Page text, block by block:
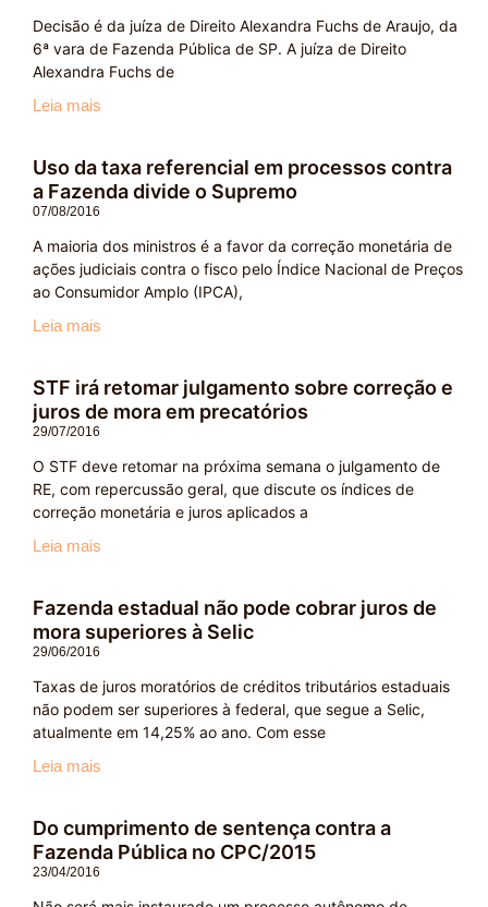
Decisão é da juíza de Direito Alexandra Fuchs de Araujo, da
6ª vara de Fazenda Pública de SP. A juíza de Direito
Alexandra Fuchs de
Leia mais
Uso da taxa referencial em processos contra
a Fazenda divide o Supremo
07/08/2016
A maioria dos ministros é a favor da correção monetária de
ações judiciais contra o fisco pelo Índice Nacional de Preços
ao Consumidor Amplo (IPCA),
Leia mais
STF irá retomar julgamento sobre correção e
juros de mora em precatórios
29/07/2016
O STF deve retomar na próxima semana o julgamento de
RE, com repercussão geral, que discute os índices de
correção monetária e juros aplicados a
Leia mais
Fazenda estadual não pode cobrar juros de
mora superiores à Selic
29/06/2016
Taxas de juros moratórios de créditos tributários estaduais
não podem ser superiores à federal, que segue a Selic,
atualmente em 14,25% ao ano. Com esse
Leia mais
Do cumprimento de sentença contra a
Fazenda Pública no CPC/2015
23/04/2016